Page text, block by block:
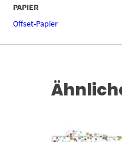
PAPIER
Offset-Papier